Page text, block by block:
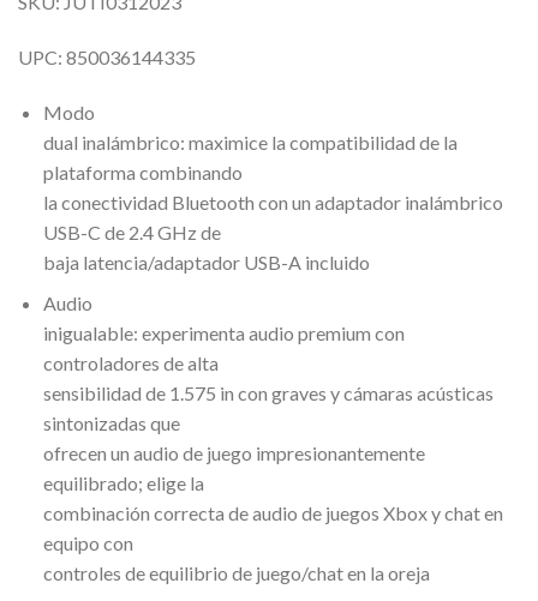
UPC: 850036144335
Modo
dual inalámbrico: maximice la compatibilidad de la
plataforma combinando
la conectividad Bluetooth con un adaptador inalámbrico
USB-C de 2.4 GHz de
baja latencia/adaptador USB-A incluido
Audio
inigualable: experimenta audio premium con
controladores de alta
sensibilidad de 1.575 in con graves y cámaras acústicas
sintonizadas que
ofrecen un audio de juego impresionantemente
equilibrado; elige la
combinación correcta de audio de juegos Xbox y chat en
equipo con
controles de equilibrio de juego/chat en la oreja